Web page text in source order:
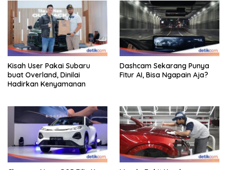
Kisah User Pakai Subaru
buat Overland, Dinilai
Hadirkan Kenyamanan
Dashcam Sekarang Punya
Fitur AI, Bisa Ngapain Aja?